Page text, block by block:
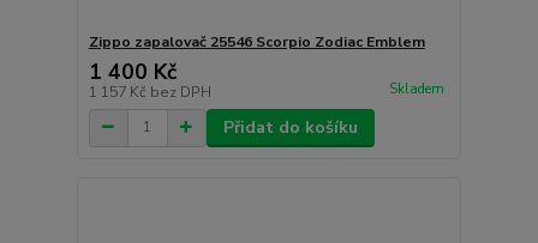
Zippo zapalovač 25546 Scorpio Zodiac Emblem
1 400 Kč
1 157 Kč bez DPH Skladem
Přidat do košíku